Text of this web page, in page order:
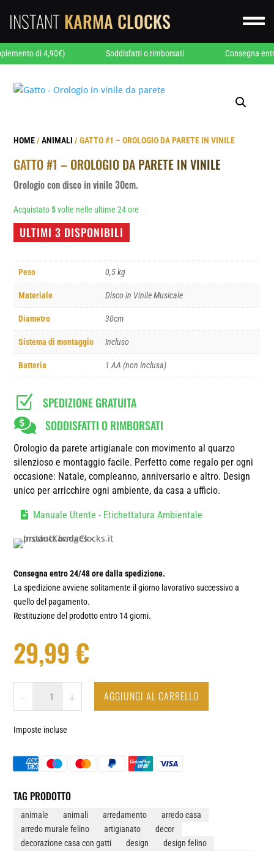
INSTANT KARMA CLOCKS 
Soddisfatti o rimborsati Consegna entro 24/48
HOME/ANIMALI / GATTO #1 – OROLOGIO DA PARETE IN VINILE
GATTO #1 – OROLOGIO DA PARETE IN VINILE
Orologio con disco in vinile 30cm.
Acquistato5volte nelle ultime 24 ore
ULTIMI 3 DISPONIBILI
Peso 0,5 kg
Materiale Disco in Vinile Musicale
Diametro 30cm
Sistema di montaggio Incluso
Batteria 1 AA (non inclusa)
Z SPEDIZIONE GRATUITA
 SODDISFATTI O RIMBORSATI
Orologio da parete artigianale con movimento al quarzo
silenzioso e montaggio facile. Perfetto come regalo per ogni
occasione: Natale, compleanno, anniversario e altro. Design
unico per arricchire ogni ambiente, da casa a ufficio.
Manuale Utente - Etichettatura Ambientale
Consegna entro 24/48 ore dalla spedizione.
La spedizione avviene solitamente il giorno lavorativo successivo a
quello del pagamento.
Restituzione del prodotto entro 14 giorni.
29,99€
OROLOGIO
PARETE
IN
QUANTITÀ
- + AGGIUNGI AL CARRELLO
Imposte incluse
TAG PRODOTTO
animale animali arredamento
arredo casa
arredo murale felino
artigianato
decor
decorazione casa con gatti
design
design felino